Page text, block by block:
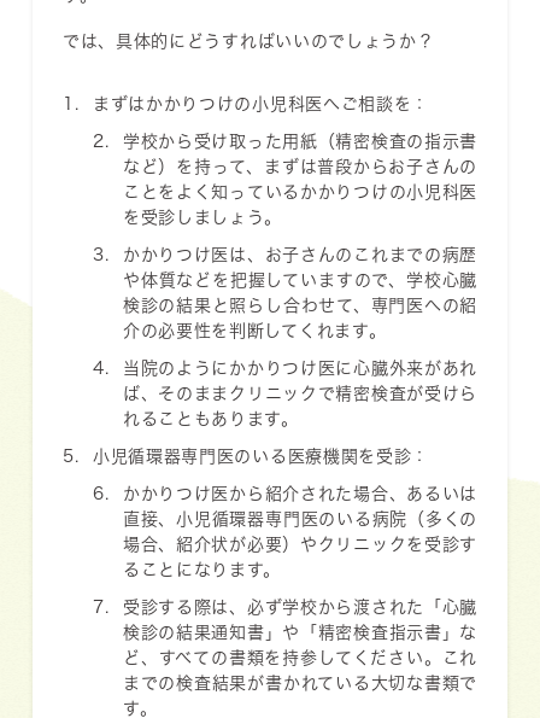
では、具体的にどうすればいいのでしょうか？
まずはかかりつけの小児科医へご相談を ：
学校から受け取った用紙（精密検査の指示書
など）を持って、まずは普段からお子さんの
ことをよく知っているかかりつけの小児科医
を受診しましょう。
かかりつけ医は、お子さんのこれまでの病歴
や体質などを把握していますので、学校心臓
検診の結果と照らし合わせて、専門医への紹
介の必要性を判断してくれます。
当院のようにかかりつけ医に心臓外来があれ
ば、そのままクリニックで精密検査が受けら
れることもあります。
小児循環器専門医のいる医療機関を受診 ：
かかりつけ医から紹介された場合、あるいは
直接、小児循環器専門医のいる病院（多くの
場合、紹介状が必要）やクリニックを受診す
ることになります。
受診する際は、必ず学校から渡された「心臓
検診の結果通知書」や「精密検査指示書」な
ど、すべての書類を持参してください。これ
までの検査結果が書かれている大切な書類で
す。